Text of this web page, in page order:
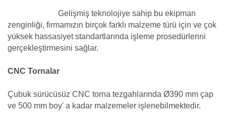
Gelişmiş teknolojiye sahip bu ekipman
zenginliği, firmamızın birçok farklı malzeme türü için ve çok
yüksek hassasiyet standartlarında işleme prosedürlerini
gerçekleştirmesini sağlar.
CNC Tornalar
Çubuk sürücüsüz CNC torna tezgahlarında Ø390 mm çap
ve 500 mm boy' a kadar malzemeler işlenebilmektedir.